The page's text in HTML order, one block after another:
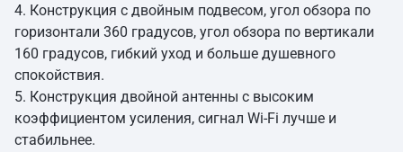
4. Конструкция с двойным подвесом, угол обзора по
горизонтали 360 градусов, угол обзора по вертикали
160 градусов, гибкий уход и больше душевного
спокойствия.
5. Конструкция двойной антенны с высоким
коэффициентом усиления, сигнал Wi-Fi лучше и
стабильнее.